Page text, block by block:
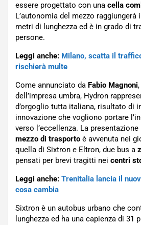
essere progettato con una cella
L’autonomia del mezzo raggiungerà
metri di lunghezza ed è in grado di
persone.
Leggi anche: Milano, scatta il
rischierà multe
Come annunciato da Fabio Magnoni
dell’impresa umbra, Hydron
d’orgoglio tutta italiana, risultato di
innovazione che vogliono portare
verso l’eccellenza. La presentazione
mezzo di trasporto è avvenuta nei
quella di Sixtron e Eltron, due bus a
pensati per brevi tragitti nei centri
Leggi anche: Trenitalia lancia il
cosa cambia
Sixtron è un autobus urbano che
lunghezza ed ha una capienza di 31